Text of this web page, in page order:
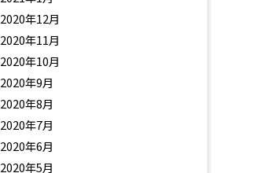
2020年12月
2020年11月
2020年10月
2020年9月
2020年8月
2020年7月
2020年6月
2020年5月